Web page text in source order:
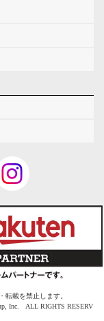
転載を禁止します。
Inc. ALL RIGHTS RESERV